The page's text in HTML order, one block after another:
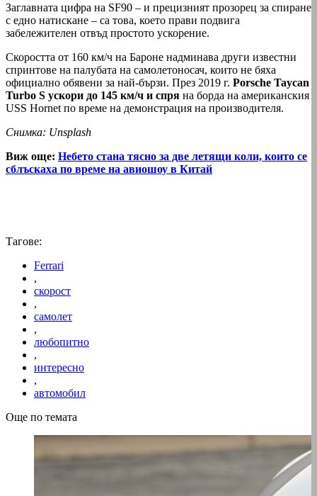
Заглавната цифра на SF90 – и прецизният прозорец за спиране
с едно натискане – са това, което прави подвига
забележителен отвъд простото ускорение.
Скоростта от 160 км/ч на Бароне надминава други известни
спринтове на палубата на самолетоносач, които не бяха
официално обявени за най-бързи. През 2019 г. Porsche Taycan
Turbo S ускори до 145 км/ч и спря на борда на американския
USS Hornet по време на демонстрация на производителя.
Снимка: Unsplash
Виж още: Небето стана тясно за две летящи коли, които се
сблъскаха по време на авиошоу в Китай
Тагове:
Ferrari
,
скорост
,
самолет
,
любопитно
,
интересно
,
автомобил
Още по темата